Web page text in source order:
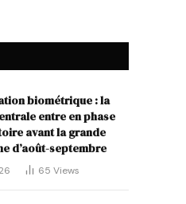
biométrique : la
entre en phase
avant la grande
d’août-septembre
65 Views